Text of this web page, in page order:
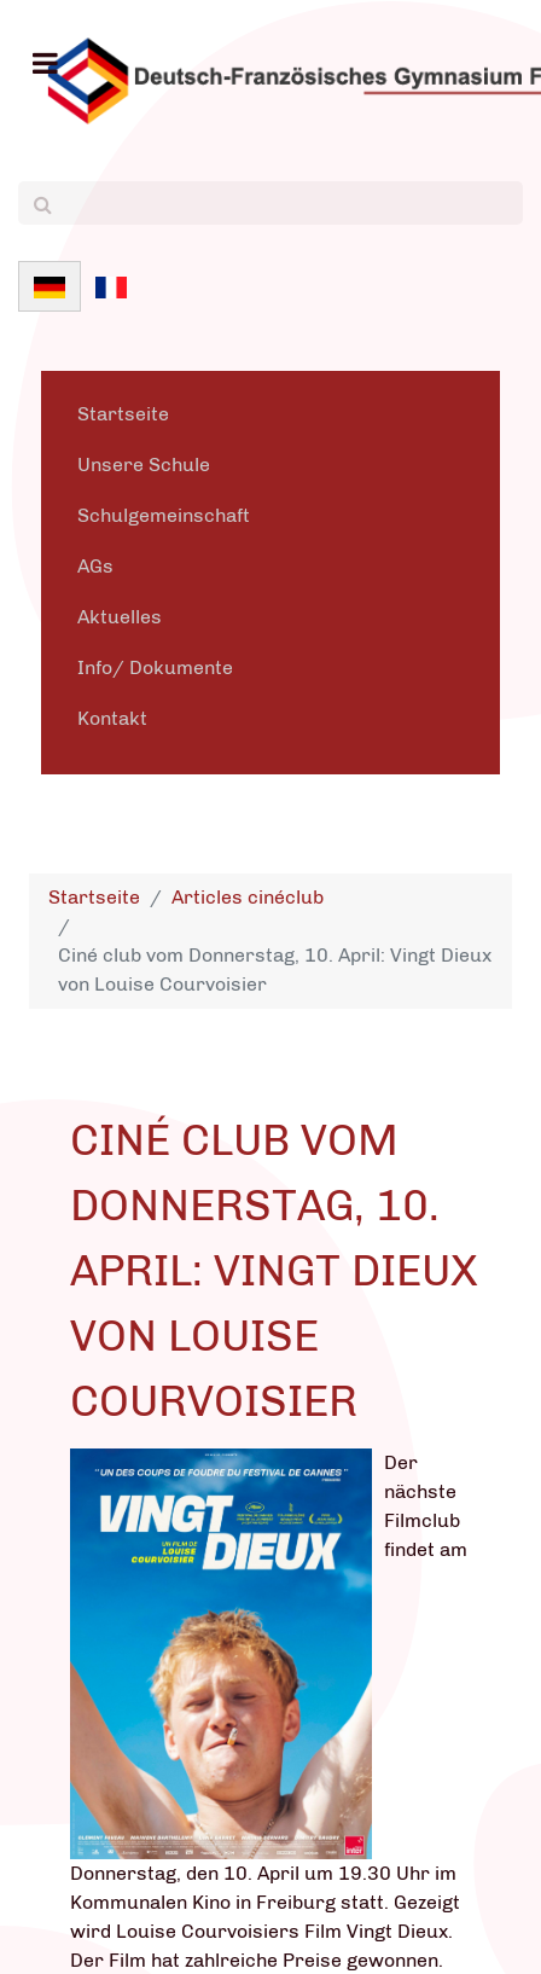
Sprache auswählen
Startseite
Unsere Schule
Schulgemeinschaft
AGs
Aktuelles
Info/ Dokumente
Kontakt
Startseite Articles cinéclub
Ciné club vom Donnerstag, 10. April: Vingt Dieux
von Louise Courvoisier
CINÉ CLUB VOM
DONNERSTAG, 10.
APRIL: VINGT DIEUX
VON LOUISE
COURVOISIER
Der
nächste
Filmclub
findet am
Donnerstag, den 10. April um 19.30 Uhr im
Kommunalen Kino in Freiburg statt. Gezeigt
wird Louise Courvoisiers Film Vingt Dieux.
Der Film hat zahlreiche Preise gewonnen.